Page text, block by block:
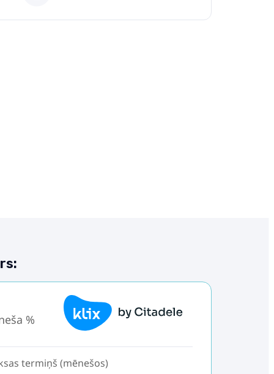
%
termiņš (mēnešos)